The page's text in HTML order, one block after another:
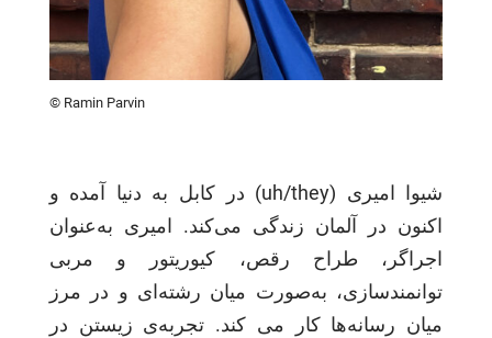
© Ramin Parvin
شيوا اميرى (uh/they) در كابل به دنيا آمده و
اكنون در آلمان زندگی می‌كند. اميرى به‌عنوان
اجراگر، طراح رقص، كيوريتور و مربى
توانمندسازى، به‌صورت ميان رشته‌اى و در مرز
ميان رسانه‌ها كار مى كند. تجربه‌ى زيستن در